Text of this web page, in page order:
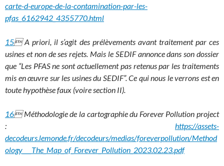
carte-d-europe-de-la-contamination-par-les-
pfas_6162942_4355770.html
15 A priori, il s’agit des prélèvements avant traitement par ces
usines et non de ses rejets. Mais le SEDIF annonce dans son dossier
que “Les PFAS ne sont actuellement pas retenus par les traitements
mis en œuvre sur les usines du SEDIF”. Ce qui nous le verrons est en
toute hypothèse faux (voire section II).
16 Méthodologie de la cartographie du Forever Pollution project
: https://assets-
decodeurs.lemonde.fr/decodeurs/medias/foreverpollution/Method
ology___The_Map_of_Forever_Pollution_2023.02.23.pdf